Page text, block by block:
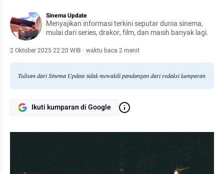
Sinema Update
Menyajikan informasi terkini seputar dunia sinema,
mulai dari series, drakor, film, dan masih banyak lagi.
2 Oktober 2025 22:20 WIB · waktu baca 2 menit
Tulisan dari Sinema Update tidak mewakili pandangan dari redaksi kumparan
Ikuti kumparan di Google